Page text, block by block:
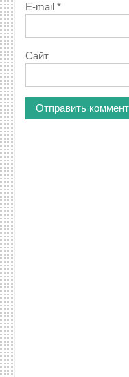
E-mail*
Сайт